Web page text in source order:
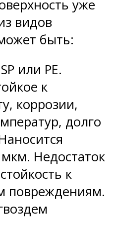
уже
видов
быть:
или PE.
к
коррозии,
долго
Недостаток
к
повреждениям.